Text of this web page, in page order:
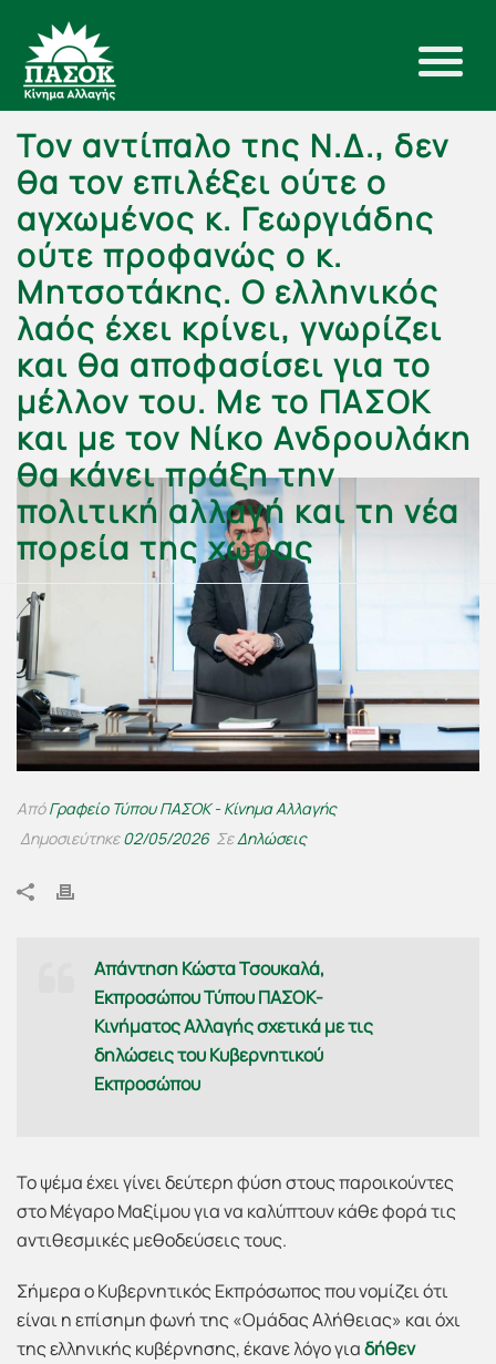
Τον αντίπαλο της Ν.Δ., δεν
θα τον επιλέξει ούτε ο
αγχωμένος κ. Γεωργιάδης
ούτε προφανώς ο κ.
Μητσοτάκης. Ο ελληνικός
λαός έχει κρίνει, γνωρίζει
και θα αποφασίσει για το
μέλλον του. Με το ΠΑΣΟΚ
και με τον Νίκο Ανδρουλάκη
θα κάνει πράξη την
πολιτική αλλαγή και τη νέα
πορεία της χώρας
ΑπόΓραφείο Τύπου ΠΑΣΟΚ - Κίνημα Αλλαγής
Δημοσιεύτηκε02/05/2026 ΣεΔηλώσεις
Απάντηση Κώστα Τσουκαλά,
Εκπροσώπου Τύπου ΠΑΣΟΚ-
Κινήματος Αλλαγής σχετικά με τις
δηλώσεις του Κυβερνητικού
Εκπροσώπου
Το ψέμα έχει γίνει δεύτερη φύση στους παροικούντες
στο Μέγαρο Μαξίμου για να καλύπτουν κάθε φορά τις
αντιθεσμικές μεθοδεύσεις τους.
Σήμερα ο Κυβερνητικός Εκπρόσωπος που νομίζει ότι
είναι η επίσημη φωνή της «Ομάδας Αλήθειας» και όχι
της ελληνικής κυβέρνησης, έκανε λόγο γιαδήθεν